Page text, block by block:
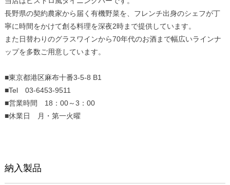
長野県の契約農家から届く有機野菜を、フレンチ出身のシェフが丁
寧に時間をかけて創る料理を深夜2時まで提供しています。
また日替わりのグラスワインから70年代のお酒まで幅広いラインナ
ップを多数ご用意しています。
■東京都港区麻布十番3-5-8 B1
■Tel 03-6453-9511
■営業時間 18：00～3：00
■休業日 月・第一火曜
納入製品